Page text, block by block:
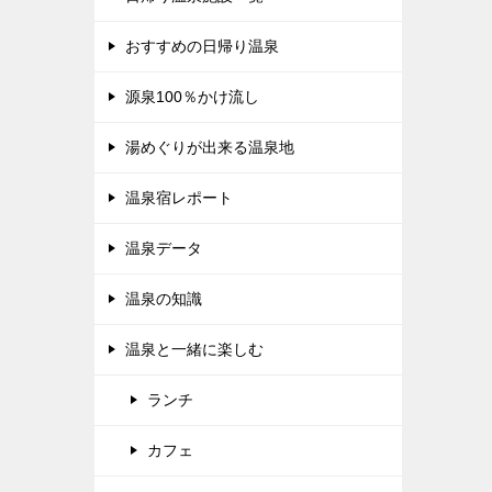
おすすめの日帰り温泉
源泉100％かけ流し
湯めぐりが出来る温泉地
温泉宿レポート
温泉データ
温泉の知識
温泉と一緒に楽しむ
ランチ
カフェ